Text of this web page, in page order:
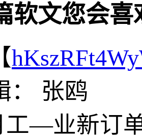
软文您会喜
： 张鸥
工—业新订